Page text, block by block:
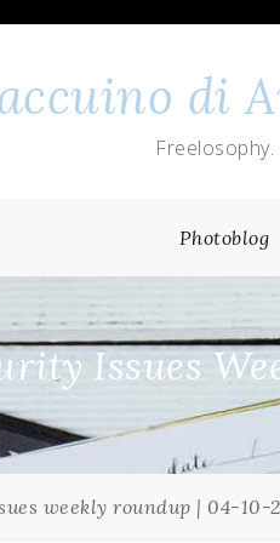
di
Photoblog
Issues
weekly roundup | 04-10-